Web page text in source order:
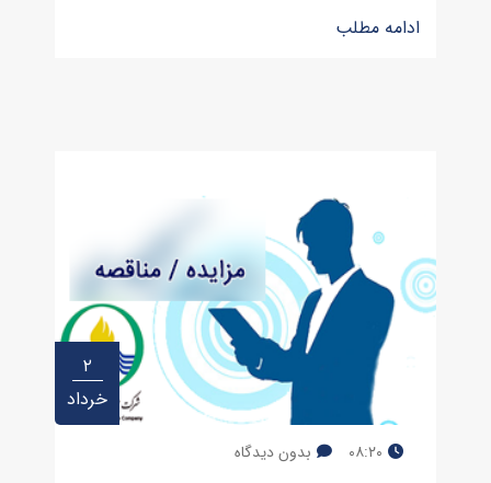
ادامه مطلب
۲
خرداد
۰۸:۲۰ بدون دیدگاه